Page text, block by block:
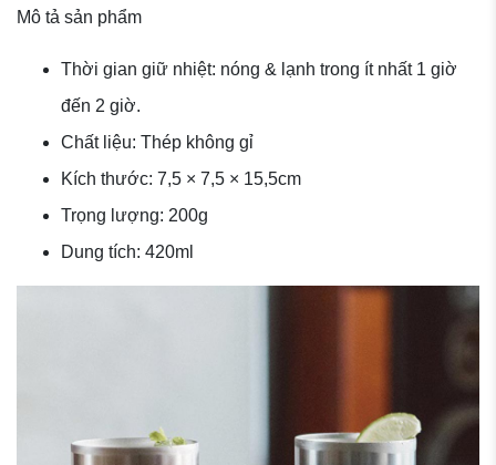
Mô tả sản phẩm
Thời gian giữ nhiệt: nóng & lạnh trong ít nhất 1 giờ
đến 2 giờ.
Chất liệu: Thép không gỉ
Kích thước: 7,5 × 7,5 × 15,5cm
Trọng lượng: 200g
Dung tích: 420ml